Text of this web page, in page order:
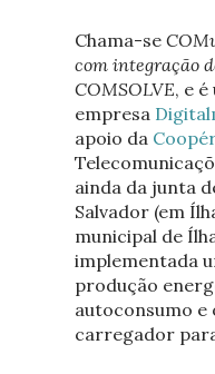
Chama-se
com integração
COMSOLVE, e
empresa
apoio da
ainda da junta
Salvador (em
municipal de
implementada
produção
autoconsumo e
carregador